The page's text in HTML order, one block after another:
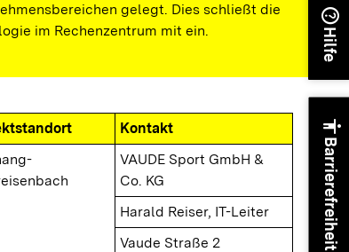
gelegt. Dies schließt die
im Rechenzentrum mit ein.
Kontakt
VAUDE Sport GmbH &
Co. KG
Harald Reiser, IT-Leiter
Vaude Straße 2
help
Hilfe
accessibility
Barrierefreiheit